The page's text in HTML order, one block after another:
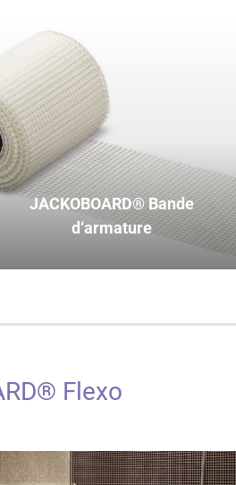
JACKOBOARD® Bande
d‘armature
Flexo